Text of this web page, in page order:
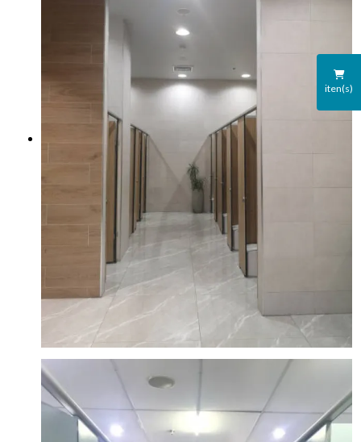
iten(s)